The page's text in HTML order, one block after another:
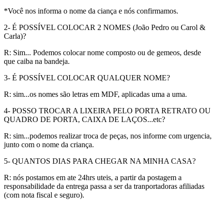
*Você nos informa o nome da ciança e nós confirmamos.
2- É POSSÍVEL COLOCAR 2 NOMES (João Pedro ou Carol &
Carla)?
R: Sim... Podemos colocar nome composto ou de gemeos, desde
que caiba na bandeja.
3- É POSSÍVEL COLOCAR QUALQUER NOME?
R: sim...os nomes são letras em MDF, aplicadas uma a uma.
4- POSSO TROCAR A LIXEIRA PELO PORTA RETRATO OU
QUADRO DE PORTA, CAIXA DE LAÇOS...etc?
R: sim...podemos realizar troca de peças, nos informe com urgencia,
junto com o nome da criança.
5- QUANTOS DIAS PARA CHEGAR NA MINHA CASA?
R: nós postamos em ate 24hrs uteis, a partir da postagem a
responsabilidade da entrega passa a ser da tranportadoras afiliadas
(com nota fiscal e seguro).